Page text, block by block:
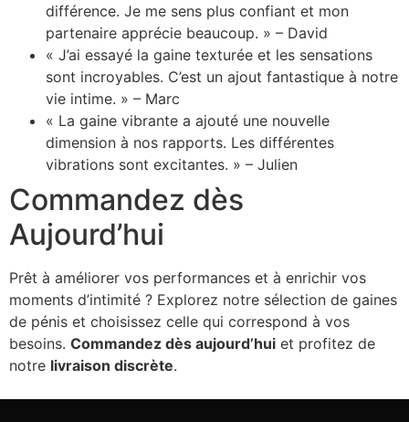
différence. Je me sens plus confiant et mon
partenaire apprécie beaucoup. » – David
« J’ai essayé la gaine texturée et les sensations
sont incroyables. C’est un ajout fantastique à notre
vie intime. » – Marc
« La gaine vibrante a ajouté une nouvelle
dimension à nos rapports. Les différentes
vibrations sont excitantes. » – Julien
Commandez dès
Aujourd’hui
Prêt à améliorer vos performances et à enrichir vos
moments d’intimité ? Explorez notre sélection de gaines
de pénis et choisissez celle qui correspond à vos
besoins. Commandez dès aujourd’hui et profitez de
notre livraison discrète.